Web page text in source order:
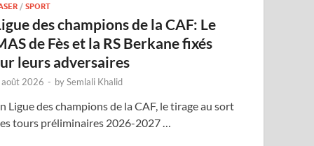
/SPORT
des champions de la CAF: Le
de Fès et la RS Berkane fixés
leurs adversaires
2026 - bySemlali Khalid
Ligue des champions de la CAF, le tirage au sort
tours préliminaires 2026-2027 …